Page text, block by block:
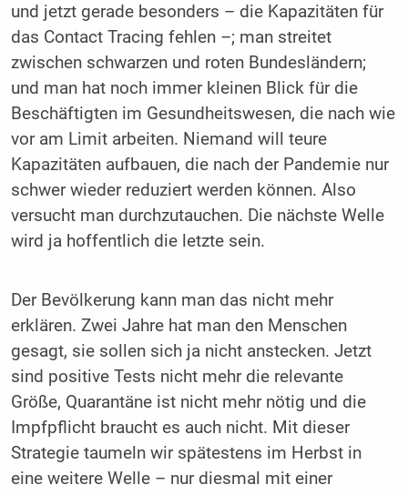
und jetzt gerade besonders – die Kapazitäten für
das Contact Tracing fehlen –; man streitet
zwischen schwarzen und roten Bundesländern;
und man hat noch immer kleinen Blick für die
Beschäftigten im Gesundheitswesen, die nach wie
vor am Limit arbeiten. Niemand will teure
Kapazitäten aufbauen, die nach der Pandemie nur
schwer wieder reduziert werden können. Also
versucht man durchzutauchen. Die nächste Welle
wird ja hoffentlich die letzte sein.
Der Bevölkerung kann man das nicht mehr
erklären. Zwei Jahre hat man den Menschen
gesagt, sie sollen sich ja nicht anstecken. Jetzt
sind positive Tests nicht mehr die relevante
Größe, Quarantäne ist nicht mehr nötig und die
Impfpflicht braucht es auch nicht. Mit dieser
Strategie taumeln wir spätestens im Herbst in
eine weitere Welle – nur diesmal mit einer